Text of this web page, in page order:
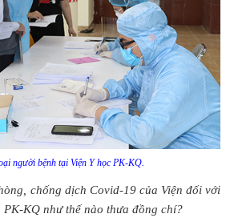
người bệnh tại Viện Y học PK-KQ.
chống dịch Covid-19 của Viện đối với
KQ như thế nào thưa đồng chí?